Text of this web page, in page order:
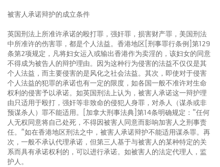
被害人承诺辩护的成立条件
英国刑法上所准许承诺的殴打罪，强奸罪，损害财产罪，美国刑法
中所准许的伤害罪，都是个人法益。香港地区[刑事罪行条例]第129
条第2项规定，凡将妇女运入或输出香港作为卖淫的，该妇女的同意
不得成为被告人的辩护理由。因为这种行为侵害的法益不仅仅是其
个人法益，而主要侵害的是风化之社会法益。其次，即使对于侵害
个人法益的犯罪的承诺也有一定的限度，如各国一般不准许对生命
权利的侵害予以承诺。如英国刑法上认为，被害人承诺这一辩护理
由只适用于殴打，强奸等非致命的侵犯人身罪，对杀人（谋杀或非
预谋杀人）罪不能适用。[加拿大刑事法典]第14条明确规定："任何
人无权同意将自己处死，不得因被害人同意而影响加害人之刑事责
任。”如在香港地区刑法之中，被害人承诺辩护不能适用谋杀罪。再
次，一般不承认代理承诺，但第三人基于与被害人的某种特定的关
系而具有承诺权利的，可以进行承诺。如被害人的法定代理人，监
护人。